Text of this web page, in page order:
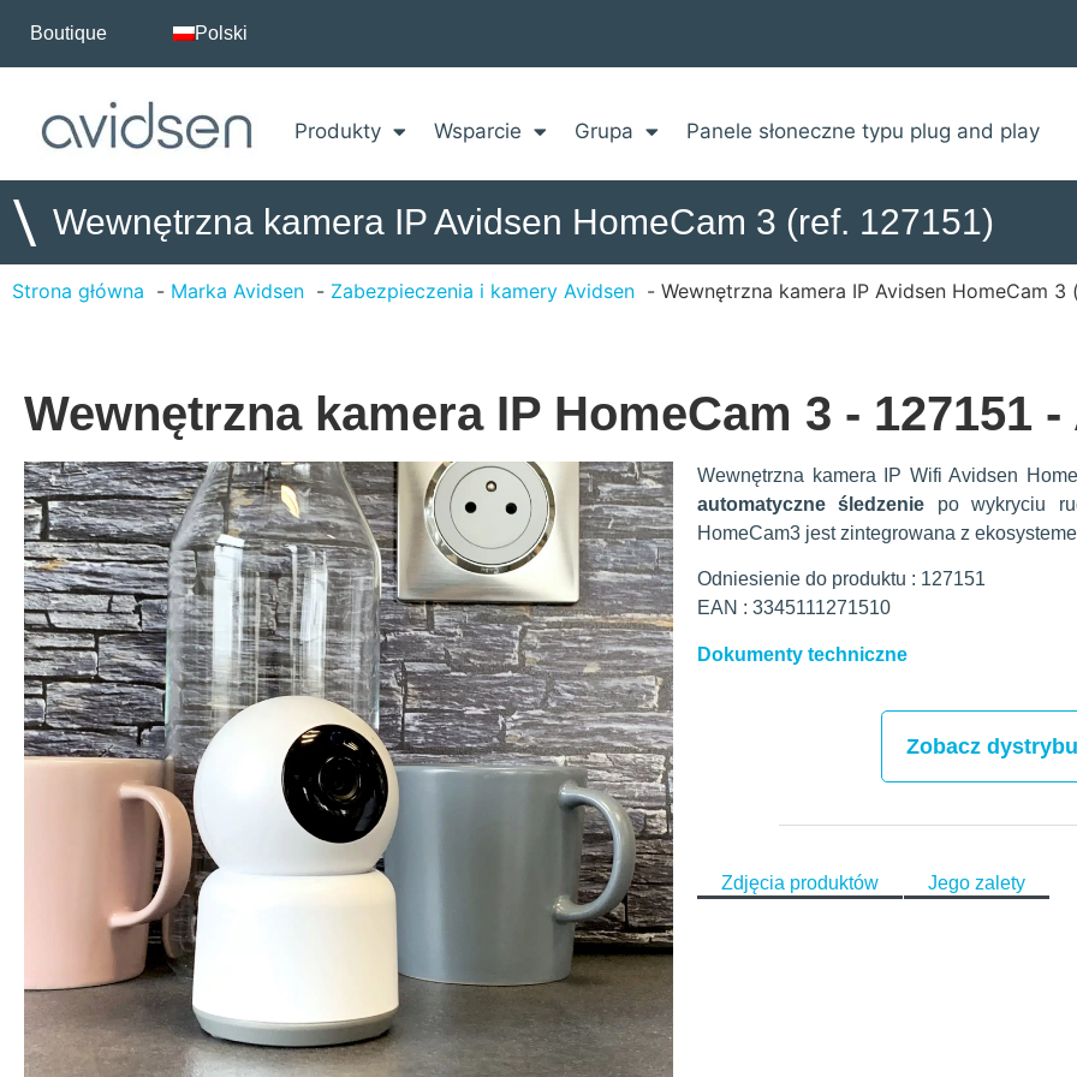
Boutique Polski
Produkty Wsparcie Grupa Panele słoneczne typu plug and play
\ Wewnętrzna kamera IP Avidsen HomeCam 3 (ref. 127151)
Strona główna Marka Avidsen Zabezpieczenia i kamery Avidsen Wewnętrzna kamera IP Avidsen HomeCam 3
Wewnętrzna kamera IP HomeCam 3 - 127151
Wewnętrzna kamera IP Wifi Avidsen
automatyczne śledzenie po wykryciu
HomeCam3 jest zintegrowana z
Odniesienie do produktu : 127151
EAN : 3345111271510
Dokumenty techniczne
Zobacz
Zdjęcia produktów Jego zalety